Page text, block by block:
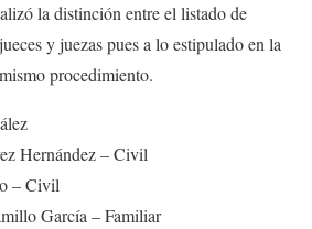
la distinción entre el listado de
y juezas pues a lo estipulado en la
procedimiento.
Hernández – Civil
– Civil
García – Familiar